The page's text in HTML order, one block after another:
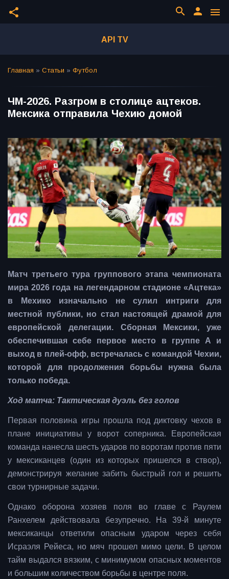
share menu
person
search
API TV
Главная » Статьи » Футбол
ЧМ-2026. Разгром в столице ацтеков.
Мексика отправила Чехию домой
Матч третьего тура группового этапа чемпионата
мира 2026 года на легендарном стадионе «Ацтека»
в Мехико изначально не сулил интриги для
местной публики, но стал настоящей драмой для
европейской делегации. Сборная Мексики, уже
обеспечившая себе первое место в группе А и
выход в плей-офф, встречалась с командой Чехии,
которой для продолжения борьбы нужна была
только победа.
Ход матча: Тактическая дуэль без голов
Первая половина игры прошла под диктовку чехов в
плане инициативы у ворот соперника. Европейская
команда нанесла шесть ударов по воротам против пяти
у мексиканцев (один из которых пришелся в створ),
демонстрируя желание забить быстрый гол и решить
свои турнирные задачи.
Однако оборона хозяев поля во главе с Раулем
Ранхелем действовала безупречно. На 39-й минуте
мексиканцы ответили опасным ударом через себя
Исраэля Рейеса, но мяч прошел мимо цели. В целом
тайм выдался вязким, с минимумом опасных моментов
и большим количеством борьбы в центре поля.